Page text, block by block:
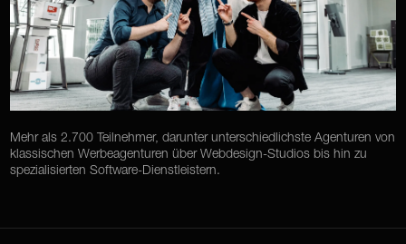
Mehr als 2.700 Teilnehmer, darunter unterschiedlichste Agenturen von
klassischen Werbeagenturen über Webdesign-Studios bis hin zu
spezialisierten Software-Dienstleistern.